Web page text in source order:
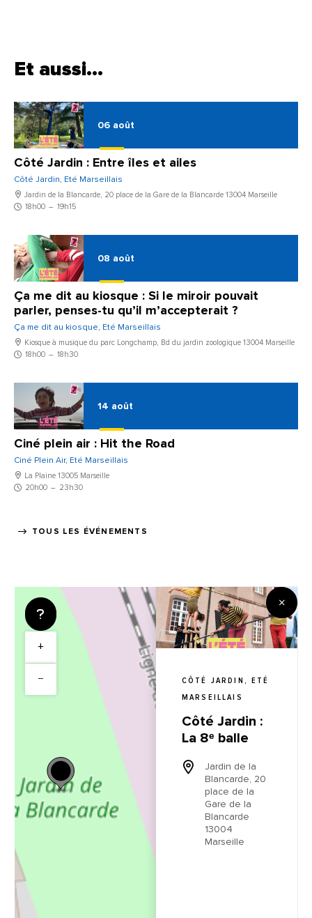
Et aussi…
Côté Jardin : Entre îles et ailes
Côté Jardin, Eté Marseillais
Jardin de la Blancarde, 20 place de la Gare de la Blancarde 13004 Marseille
18h00 – 19h15
06 août
Ça me dit au kiosque : Si le miroir pouvait
parler, penses-tu qu’il m’accepterait ?
Ça me dit au kiosque, Eté Marseillais
Kiosque à musique du parc Longchamp, Bd du jardin zoologique 13004 Marseille
18h00 – 18h30
08 août
Ciné plein air : Hit the Road
Ciné Plein Air, Eté Marseillais
La Plaine 13005 Marseille
20h00 – 23h30
14 août
TOUS LES ÉVÉNEMENTS
+
−
CÔTÉ JARDIN, ETÉ
MARSEILLAIS
Côté Jardin :
La 8ᵉ balle
Jardin de la
Blancarde, 20
place de la
Gare de la
Blancarde
13004
Marseille